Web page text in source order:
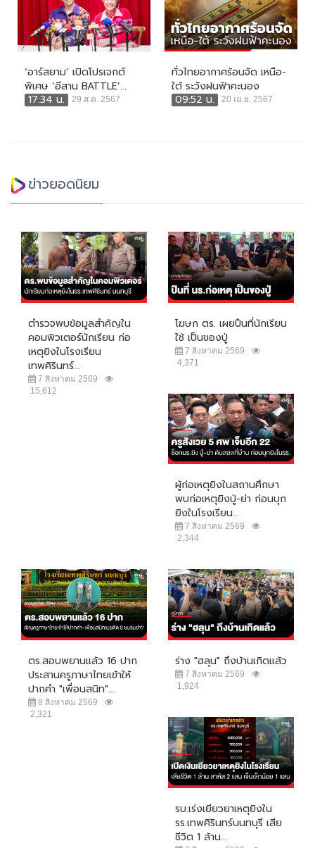
‘อาร์สยาม’ เปิดโปรเจกต์
พิเศษ ‘อีสาน BATTLE’...
17:34 น.
29 ส.ค. 2567
ทั่วไทยอากาศร้อนจัด เหนือ-
ใต้ ระวังฝนฟ้าคะนอง
09:52 น.
20 เม.ย. 2567
ข่าวยอดนิยม
ตำรวจพบข้อมูลสำคัญใน
คอมพิวเตอร์นักเรียน ก่อ
เหตุยิงในโรงเรียน
เทพศิรินทร์...
7 สิงหาคม 2569
15,612
โฆษก ตร. เผยปืนที่นักเรียน
ใช้ เป็นของปู่
7 สิงหาคม 2569
4,371
ผู้ก่อเหตุยิงในสถานศึกษา
พบก่อเหตุยิงปู่-ย่า ก่อนบุก
ยิงในโรงเรียน...
7 สิงหาคม 2569
2,344
ตร.สอบพยานแล้ว 16 ปาก
ประสานครูภาษาไทยเข้าให้
ปากคำ "เพื่อนสนิท"...
8 สิงหาคม 2569
2,321
ร่าง "ฮลุน" ถึงบ้านเกิดแล้ว
7 สิงหาคม 2569
1,924
รบ.เร่งเยียวยาเหตุยิงใน
รร.เทพศิรินทร์นนทบุรี เสีย
ชีวิต 1 ล้าน...